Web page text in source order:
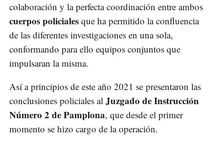
colaboración y la perfecta coordinación entre ambos
cuerpos policiales que ha permitido la confluencia
de las diferentes investigaciones en una sola,
conformando para ello equipos conjuntos que
impulsaran la misma.
Así a principios de este año 2021 se presentaron las
conclusiones policiales al Juzgado de Instrucción
Número 2 de Pamplona, que desde el primer
momento se hizo cargo de la operación.